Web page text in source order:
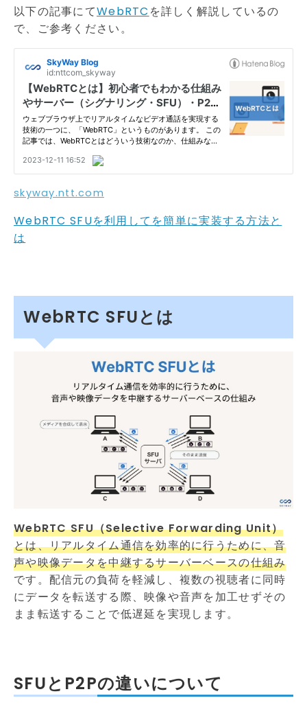
以下の記事にてWebRTC を詳しく解説しているの
で、ご参考ください。
skyway.ntt.com
WebRTC SFUを利用してを簡単に実装する方法と
は
WebRTC SFUとは
WebRTC SFU（Selective Forwarding Unit）
とは、リアルタイム通信を効率的に行うために、音
声や映像データを中継するサーバーベースの仕組み
です。配信元の負荷を軽減し、複数の視聴者に同時
にデータを転送する際、映像や音声を加工せずその
まま転送することで低遅延を実現します。
SFUとP2Pの違いについて